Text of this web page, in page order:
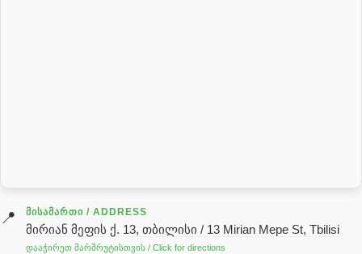
გადაცემათა კოლოფის ზეთი( კარობკის ზეთი)
ძრავის ზეთი
ჰიდრავლიკის ზეთი
📍 ᲛᲘᲡᲐᲛᲐᲠᲗᲘ / ADDRESS
მირიან მეფის ქ. 13, თბილისი / 13 Mirian Mepe St, Tbilisi
დააჭირეთ მარშრუტისთვის / Click for directions